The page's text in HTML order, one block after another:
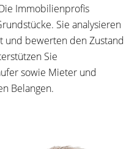
Immobilienprofis
Sie analysieren
und bewerten den Zustand
Sie
sowie Mieter und
Belangen.